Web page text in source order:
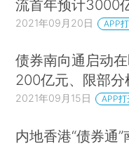
流首年预计3000
2021年09月20日 APP
债券南向通启动
200亿元、限部分
2021年09月15日 APP打
内地香港“债券通